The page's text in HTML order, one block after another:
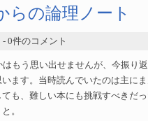
らの論理ノート
- 0件のコメント
もう思い出せませんが、今振り
ます。当時読んでいたのは主に
も、難しい本にも挑戦すべきだ
。